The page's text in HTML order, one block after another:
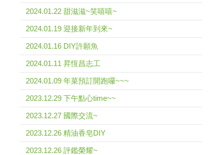
2024.01.22 甜滋滋~笑嘻嘻~
2024.01.19 迎接新年到來~
2024.01.16 DIY許願魚
2024.01.11 昇恆昌志工
2024.01.09 年菜預訂開跑囉~~~
2023.12.29 下午點心time~~
2023.12.27 國際交流~
2023.12.26 精油香皂DIY
2023.12.26 評鑑榮耀~